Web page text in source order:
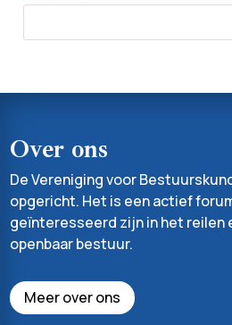
Over ons
De Vereniging voor
opgericht. Het is een actief
geïnteresseerd zijn in het reilen
openbaar bestuur.
Meer over ons